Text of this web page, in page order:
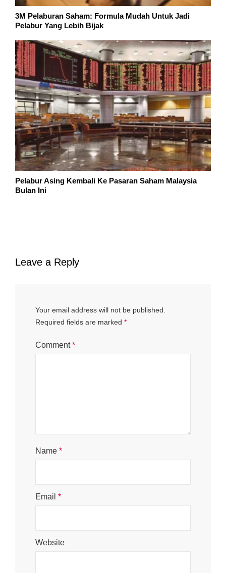
3M Pelaburan Saham: Formula Mudah Untuk Jadi
Pelabur Yang Lebih Bijak
Pelabur Asing Kembali Ke Pasaran Saham Malaysia
Bulan Ini
Leave a Reply
Your email address will not be published.
Required fields are marked *
Comment*
Name *
Email *
Website